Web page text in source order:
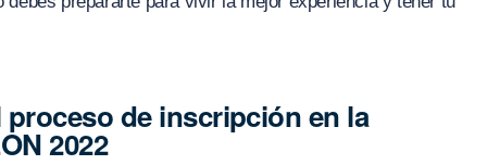
proceso de inscripción en la
2022